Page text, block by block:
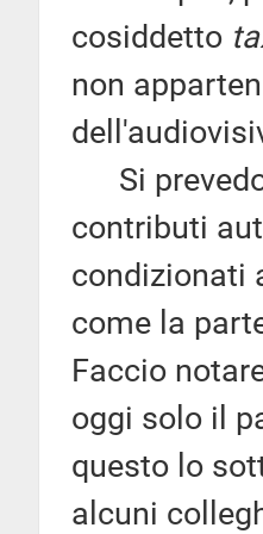
cosiddetto
non
Si
contributi
condizionati
come la
Faccio
oggi solo il
questo lo
alcuni